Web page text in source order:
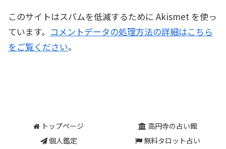
このサイトはスパムを低減するために Akismet を使っ
ています。 コメントデータの処理方法の詳細はこちら
をご覧ください。
トップページ
高円寺の占い館
個人鑑定
無料タロット占い